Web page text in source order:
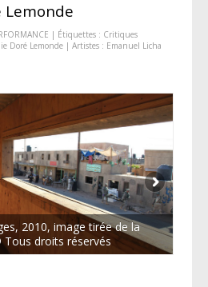
Lemonde
| Étiquettes : Critiques
Doré Lemonde| Artistes : Emanuel Licha
2010, image tirée de la
droits réservés